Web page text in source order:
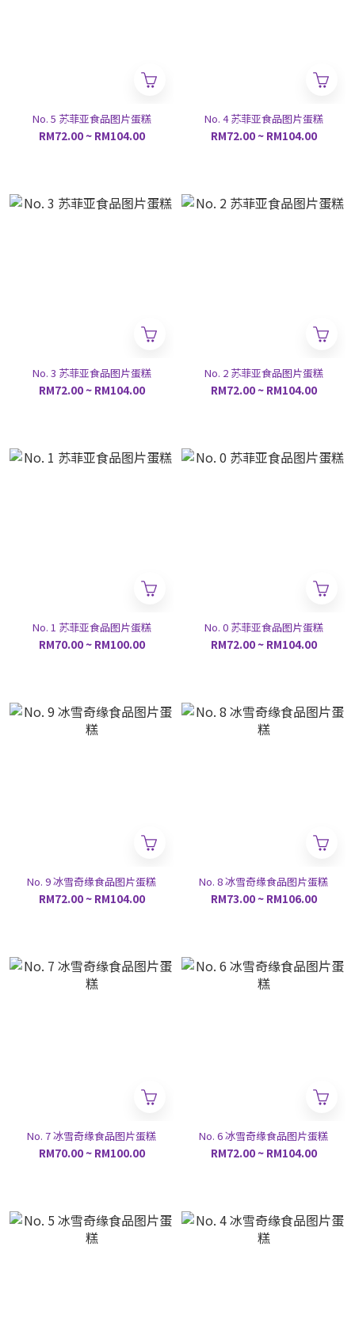
No. 5 苏菲亚食品图片蛋糕
RM72.00 ~ RM104.00
No. 4 苏菲亚食品图片蛋糕
RM72.00 ~ RM104.00
No. 3 苏菲亚食品图片蛋糕
RM72.00 ~ RM104.00
No. 2 苏菲亚食品图片蛋糕
RM72.00 ~ RM104.00
No. 1 苏菲亚食品图片蛋糕
RM70.00 ~ RM100.00
No. 0 苏菲亚食品图片蛋糕
RM72.00 ~ RM104.00
No. 9 冰雪奇缘食品图片蛋糕
RM72.00 ~ RM104.00
No. 8 冰雪奇缘食品图片蛋糕
RM73.00 ~ RM106.00
No. 7 冰雪奇缘食品图片蛋糕
RM70.00 ~ RM100.00
No. 6 冰雪奇缘食品图片蛋糕
RM72.00 ~ RM104.00